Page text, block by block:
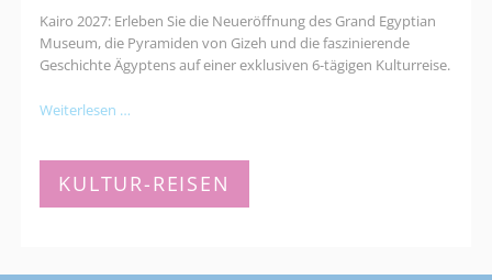
Luther
Kairo 2027: Erleben Sie die Neueröffnung des Grand Egyptian
Museum, die Pyramiden von Gizeh und die faszinierende
Geschichte Ägyptens auf einer exklusiven 6-tägigen Kulturreise.
Weiterlesen …Kairo
einer
uralten
KULTUR-REISEN